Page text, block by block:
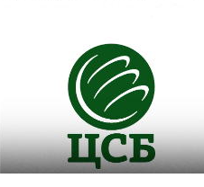
реализации товаров (работ, услуг)
они освобождаются